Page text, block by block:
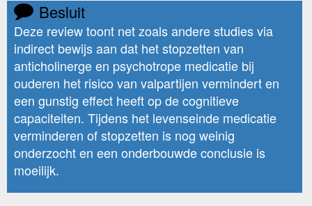
Besluit
Deze review toont net zoals andere studies via
indirect bewijs aan dat het stopzetten van
anticholinerge en psychotrope medicatie bij
ouderen het risico van valpartijen vermindert en
een gunstig effect heeft op de cognitieve
capaciteiten. Tijdens het levenseinde medicatie
verminderen of stopzetten is nog weinig
onderzocht en een onderbouwde conclusie is
moeilijk.